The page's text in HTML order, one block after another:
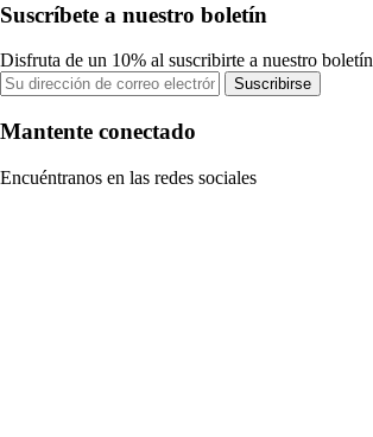
Suscríbete a nuestro boletín
Disfruta de un 10% al suscribirte a nuestro boletín
Suscribirse
Mantente conectado
Encuéntranos en las redes sociales